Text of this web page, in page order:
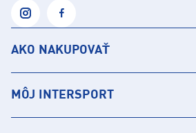
AKO NAKUPOVAŤ
MÔJ INTERSPORT